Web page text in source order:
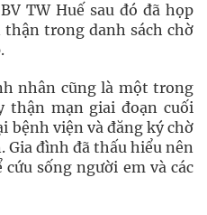
TW Huế sau đó đã họp
trong danh sách chờ
nhân cũng là một trong
thận mạn giai đoạn cuối
bệnh viện và đăng ký chờ
Gia đình đã thấu hiểu nên
sống người em và các